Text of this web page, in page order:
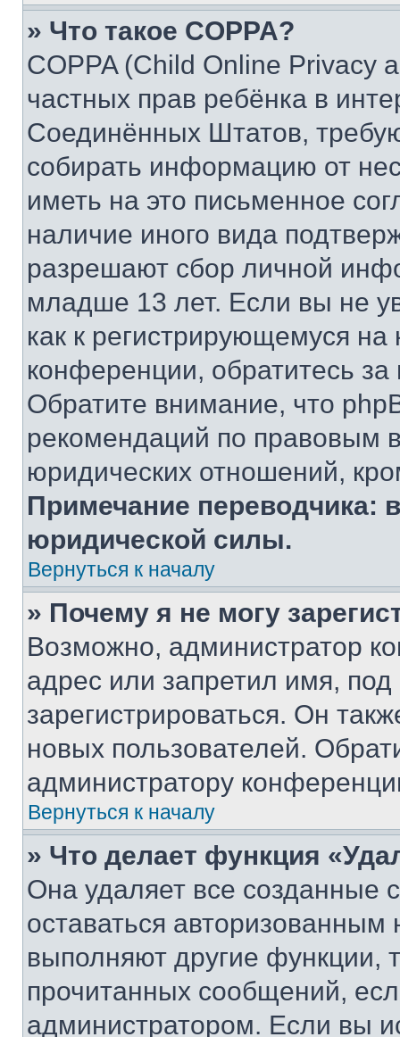
» Что такое COPPA?
COPPA (Child Online Privacy
частных прав ребёнка в
Соединённых Штатов,
собирать информацию от
иметь на это письменное
наличие иного вида
разрешают сбор личной
младше 13 лет. Если вы не
как к регистрирующемуся
конференции, обратитесь
Обратите внимание, что
рекомендаций по правовым
юридических отношений,
Примечание переводчика:
юридической силы.
Вернуться к началу
» Почему я не могу
Возможно, администратор
адрес или запретил имя,
зарегистрироваться. Он
новых пользователей.
администратору
Вернуться к началу
» Что делает функция
Она удаляет все созданные
оставаться
выполняют другие функции,
прочитанных сообщений,
администратором. Если вы